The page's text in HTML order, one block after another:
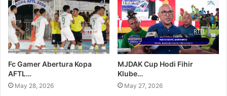
Fc Gamer Abertura Kopa
AFTL…
May 28, 2026
MJDAK Cup Hodi Fihir
Klube…
May 27, 2026